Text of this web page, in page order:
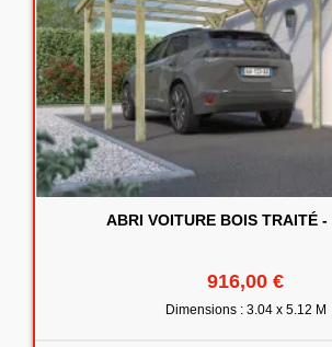
ABRI VOITURE BOIS TRAITÉ -
916,00 €
Dimensions : 3.04 x 5.12 M